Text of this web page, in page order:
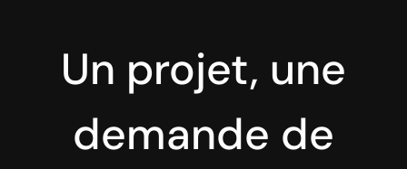
Un projet, une
demande de